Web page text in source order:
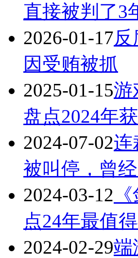
直接被判了3
2026-01-17
因受贿被抓
2025-01-15游
盘点2024年
2024-07-02连
被叫停，曾
2024-03-12
点24年最值
2024-02-29端